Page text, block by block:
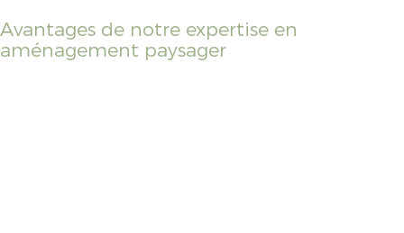
Avantages de notre expertise en
aménagement paysager